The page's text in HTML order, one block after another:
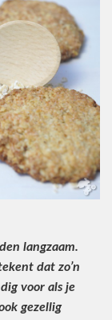
langzaam.
dat zo’n
voor als je
gezellig